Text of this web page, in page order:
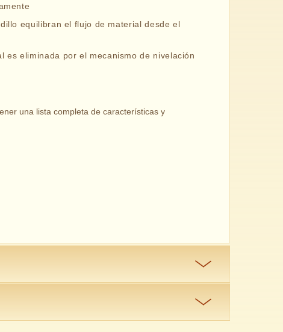
equilibran el flujo de material desde el
es eliminada por el mecanismo de nivelación
una lista completa de características y
y construidos para nuestros